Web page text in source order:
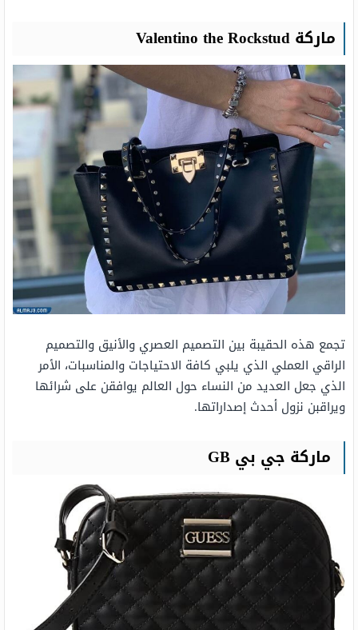
ماركة Valentino the Rockstud
تجمع هذه الحقيبة بين التصميم العصري والأنيق والتصميم
الراقي العملي الذي يلبي كافة الاحتياجات والمناسبات، الأمر
الذي جعل العديد من النساء حول العالم يوافقن على شرائها
ويراقبن نزول أحدث إصداراتها.
ماركة جي بي GB